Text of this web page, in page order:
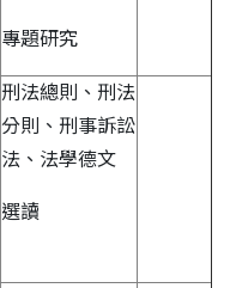
專題研究
刑法總則、刑法
分則、刑事訴訟
法、法學德文
選讀